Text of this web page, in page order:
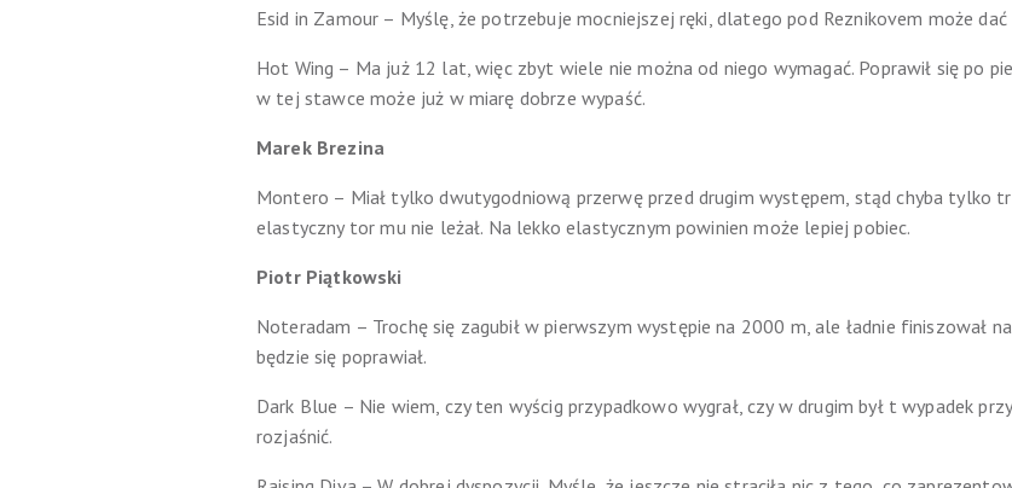
Esid in Zamour – Myślę, że potrzebuje mocniejszej ręki, dlatego pod Reznikovem może dać
Hot Wing – Ma już 12 lat, więc zbyt wiele nie można od niego wymagać. Poprawił się po
w tej stawce może już w miarę dobrze wypaść.
Marek Brezina
Montero – Miał tylko dwutygodniową przerwę przed drugim występem, stąd chyba tylko
elastyczny tor mu nie leżał. Na lekko elastycznym powinien może lepiej pobiec.
Piotr Piątkowski
Noteradam – Trochę się zagubił w pierwszym występie na 2000 m, ale ładnie finiszował
będzie się poprawiał.
Dark Blue – Nie wiem, czy ten wyścig przypadkowo wygrał, czy w drugim był t wypadek
rozjaśnić.